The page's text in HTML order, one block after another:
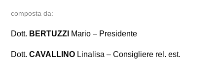
composta da:
Dott. BERTUZZI Mario – Presidente
Dott.CAVALLINO Linalisa – Consigliere rel. est.